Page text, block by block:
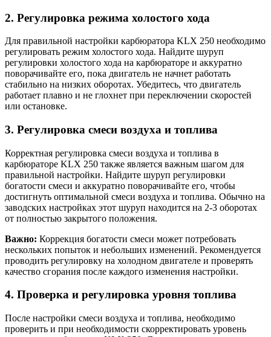
2. Регулировка режима холостого хода
Для правильной настройки карбюратора KLX 250 необходимо
регулировать режим холостого хода. Найдите шуруп
регулировки холостого хода на карбюраторе и аккуратно
поворачивайте его, пока двигатель не начнет работать
стабильно на низких оборотах. Убедитесь, что двигатель
работает плавно и не глохнет при переключении скоростей
или остановке.
3. Регулировка смеси воздуха и топлива
Корректная регулировка смеси воздуха и топлива в
карбюраторе KLX 250 также является важным шагом для
правильной настройки. Найдите шуруп регулировки
богатости смеси и аккуратно поворачивайте его, чтобы
достигнуть оптимальной смеси воздуха и топлива. Обычно на
заводских настройках этот шуруп находится на 2-3 оборотах
от полностью закрытого положения.
Важно: Коррекция богатости смеси может потребовать
нескольких попыток и небольших изменений. Рекомендуется
проводить регулировку на холодном двигателе и проверять
качество сгорания после каждого изменения настройки.
4. Проверка и регулировка уровня топлива
После настройки смеси воздуха и топлива, необходимо
проверить и при необходимости скорректировать уровень